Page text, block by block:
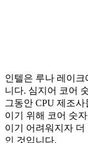
인텔은 루나 레이
니다. 심지어 코어
그동안 CPU 제조
이기 위해 코어 숫
이기 어려워지자
인 것입니다.